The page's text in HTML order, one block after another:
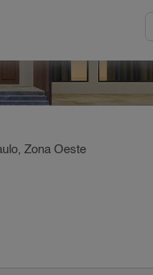
Zona Oeste